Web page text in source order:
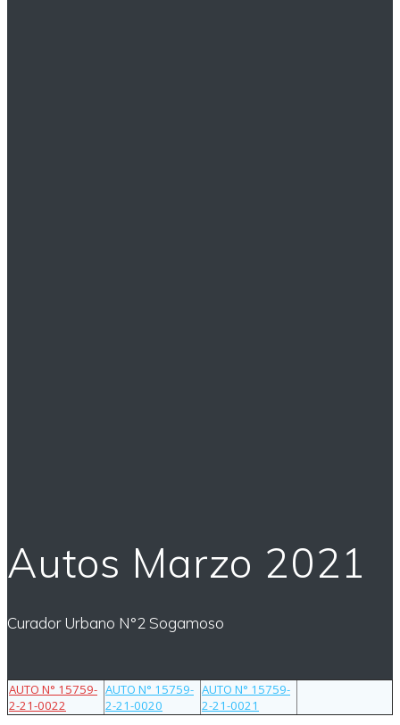
Autos Marzo 2021
Curador Urbano N°2 Sogamoso
AUTO N° 15759-
2-21-0022
AUTO N° 15759-
2-21-0020
AUTO N° 15759-
2-21-0021